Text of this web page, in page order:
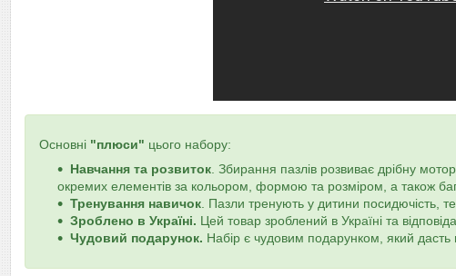
Основні "плюси" цього набору:
Навчання та розвиток . Збирання пазлів розвиває дрібну
окремих елементів за кольором, формою та розміром, а також
Тренування навичок . Пазли тренують у дитини посидючість,
Зроблено в Україні. Цей товар зроблений в Україні та
Чудовий подарунок. Набір є чудовим подарунком, який дасть